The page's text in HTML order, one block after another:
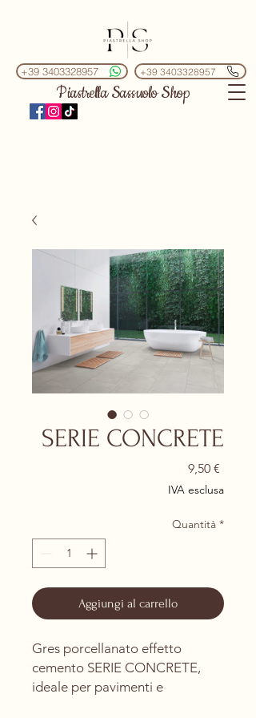
Piastrella Sassuolo Shop
+39 3403328957
+39 3403328957
SERIE CONCRETE
9,50 €
IVA esclusa
Quantità *
Aggiungi al carrello
Gres porcellanato effetto
cemento SERIE CONCRETE,
ideale per pavimenti e